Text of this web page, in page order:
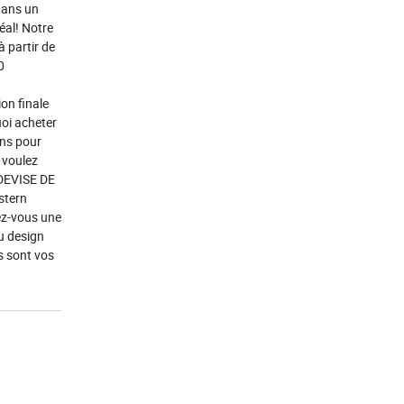
un
Notre
partir de
finale
acheter
pour
DE
vous une
design
sont vos